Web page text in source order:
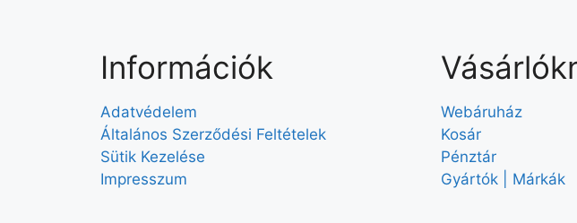
Információk
Adatvédelem
Általános Szerződési Feltételek
Sütik Kezelése
Impresszum
Webáruház
Kosár
Pénztár
Gyártók | Márkák